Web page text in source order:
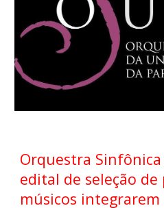
Orquestra Sinfônica
edital de seleção
músicos